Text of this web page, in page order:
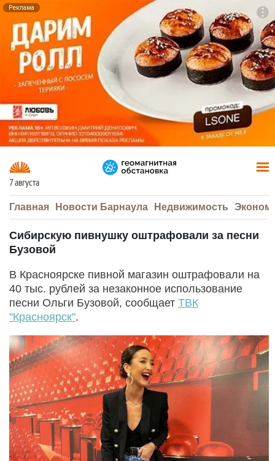
Реклама
7 августа
Главная Новости Барнаула Недвижимость
Сибирскую пивнушку оштрафовали за песни
Бузовой
В Красноярске пивной магазин оштрафовали на
40 тыс. рублей за незаконное использование
песни Ольги Бузовой, сообщает ТВК
"Красноярск".